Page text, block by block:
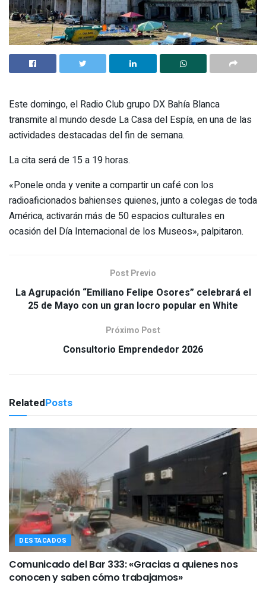
Este domingo, el Radio Club grupo DX Bahía Blanca
transmite al mundo desde La Casa del Espía, en una de las
actividades destacadas del fin de semana.
La cita será de 15 a 19 horas.
«Ponele onda y venite a compartir un café con los
radioaficionados bahienses quienes, junto a colegas de toda
América, activarán más de 50 espacios culturales en
ocasión del Día Internacional de los Museos», palpitaron.
Post Previo
La Agrupación “Emiliano Felipe Osores” celebrará el
25 de Mayo con un gran locro popular en White
Próximo Post
Consultorio Emprendedor 2026
RelatedPosts
DESTACADOS
Comunicado del Bar 333: «Gracias a quienes nos
conocen y saben cómo trabajamos»